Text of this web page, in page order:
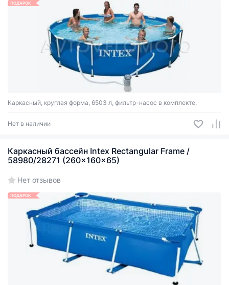
ПОДАРОК
Каркасный, круглая форма, 6503 л, фильтр-насос в комплекте.
Нет в наличии
Каркасный бассейн Intex Rectangular Frame /
58980/28271 (260x160x65)
Нет отзывов
ПОДАРОК